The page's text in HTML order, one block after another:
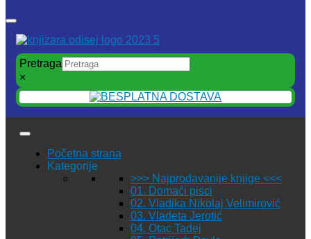
Pretraga
×
Početna strana
Kategorije
>>> Najprodavanije knjige <<<
01. Domaći pisci
02. Vladika Nikolaj Velimirović
03. Vladeta Jerotić
04. Otac Tadej